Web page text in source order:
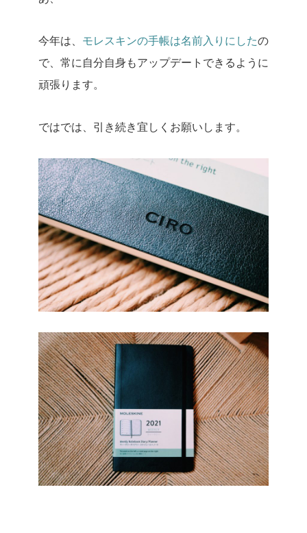
今年は、 モレスキンの手帳は名前入りにしたの
で、常に自分自身もアップデートできるように
頑張ります。
ではでは、引き続き宜しくお願いします。